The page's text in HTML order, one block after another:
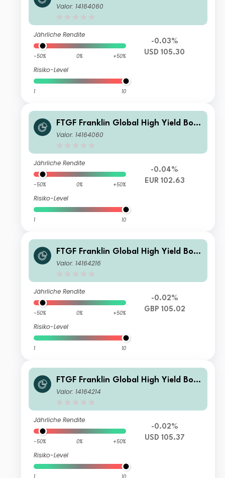
d Fund Class C USD Distributing (M)
Valor: 14164060
Jährliche Rendite
-50% 0% +50%
Risiko-Level
1 10
-0.03%
USD 105.30
FTGF Franklin Global High Yield Bon
d Fund Premier Class Euro (Hedged)
Valor: 14164060
Jährliche Rendite
-50% 0% +50%
Risiko-Level
1 10
-0.04%
EUR 102.63
FTGF Franklin Global High Yield Bon
d Fund Premier Class GBP (Hedged)
Valor: 14164216
Jährliche Rendite
-50% 0% +50%
Risiko-Level
1 10
-0.02%
GBP 105.02
FTGF Franklin Global High Yield Bon
d Fund Premier Class USD Distributin
Valor: 14164214
Jährliche Rendite
-50% 0% +50%
Risiko-Level
-0.02%
USD 105.37